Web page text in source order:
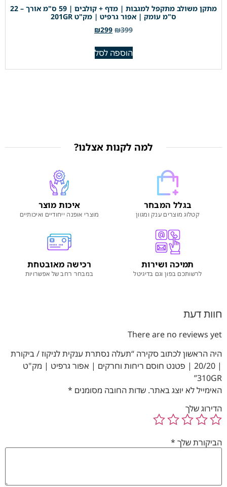
מתקן משולב מתקפל למגבות | מדף + קולבים | 59 ס"מ אורך – 22
ס"מ עומק | אפור גרפיט | מק"ט 201GR
₪399
₪299
הוספה לסל
למה לקנות אצלנו?
בגלל המבחר
קטלוג מוצרים ענק ומגוון
איכות מוצר
מוצרי אופנה ייחודיים ואיכותיים
תמיכה ושירות
לרשותכם בפון וגם בדיגיטל
רכישה מאובטחת
במבחר רחב של אפשרויות
חוות דעת
There are no reviews yet
היה הראשון לכתוב סקירה “תעלה נסתרת ענקית לניקוז / ביקורת
| 20/20 | פטנט חוסם ריחות וחרקים | אפור גרפיט | מק"ט
310GR”
האימייל לא יוצג באתר. שדות החובה מסומנים *
הדירוג שלך
הביקורת שלך *